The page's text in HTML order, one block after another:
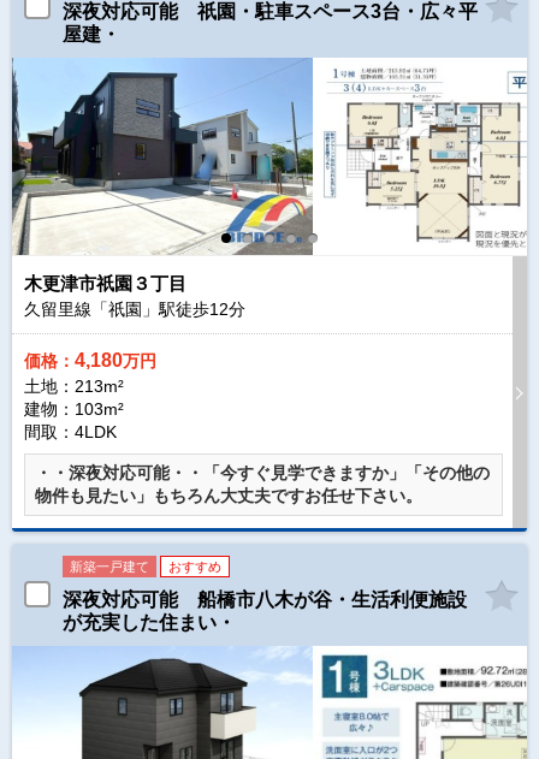
深夜対応可能 祇園・駐車スペース3台・広々平
屋建・
木更津市祇園３丁目
久留里線「祇園」駅徒歩12分
価格： 4,180万円
土地：213m²
建物：103m²
間取：4LDK
・・深夜対応可能・・「今すぐ見学できますか」「その他の
物件も見たい」もちろん大丈夫ですお任せ下さい。
新築一戸建て おすすめ
深夜対応可能 船橋市八木が谷・生活利便施設
が充実した住まい・